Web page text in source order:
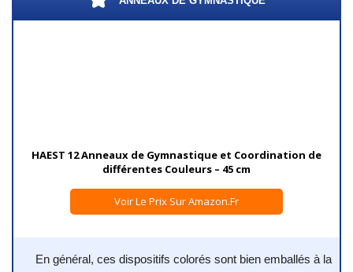
HAEST 12 Anneaux de Gymnastique et Coordination de
différentes Couleurs – 45 cm
Voir Le Prix Sur Amazon.fr
En général, ces dispositifs colorés sont bien emballés à la